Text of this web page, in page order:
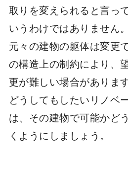
取りを変えられると言っ
いうわけではありません。
元々の建物の躯体は変更
の構造上の制約により、
更が難しい場合があります
どうしてもしたいリノベ
は、その建物で可能かど
くようにしましょう。